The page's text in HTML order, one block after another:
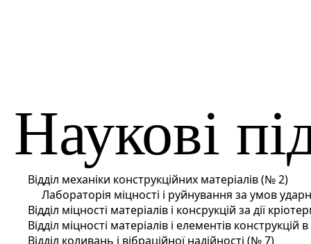
Наукові
Відділ механіки конструкційних матеріалів (№ 2)
Лабораторія міцності і руйнування за умов
Відділ міцності матеріалів і консрукцій за дії
Відділ міцності матеріалів і елементів
Відділ коливань і вібраційної надійності (№ 7)